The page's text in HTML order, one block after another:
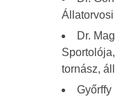
Dr.
tornász,
Győrffy